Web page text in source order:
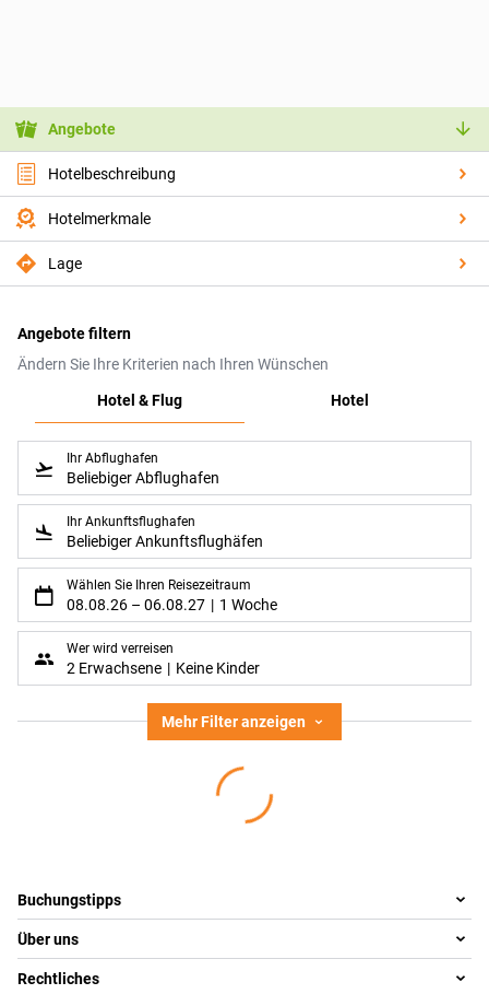
Angebote
Hotelbeschreibung
Hotelmerkmale
Lage
Angebote filtern
Ändern Sie Ihre Kriterien nach Ihren Wünschen
Hotel & Flug
Hotel
Ihr Abflughafen
Beliebiger Abflughafen
Ihr Ankunftsflughafen
Beliebiger Ankunftsflughäfen
Wählen Sie Ihren Reisezeitraum
08.08.26 – 06.08.27 1 Woche
Wer wird verreisen
2 Erwachsene Keine Kinder
Mehr Filter anzeigen
Footer navigation
Buchungstipps
Warum im Reisebüro buchen
Reisewelten
Über uns
Team
Rechtliches